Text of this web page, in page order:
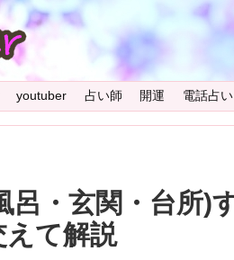
youtuber 占い師 開運 電話占い
呂・玄関・台所)
えて解説